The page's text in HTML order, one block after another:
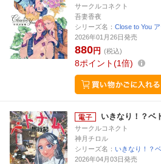
サークルコネクト
吾妻香夜
シリーズ名： Close to You
2026年01月26日発売
880円 (税込)
8ポイント 1倍
いきなり！？ベ
サークルコネクト
神月チロル
シリーズ名： いきなり！？
2026年04月03日発売